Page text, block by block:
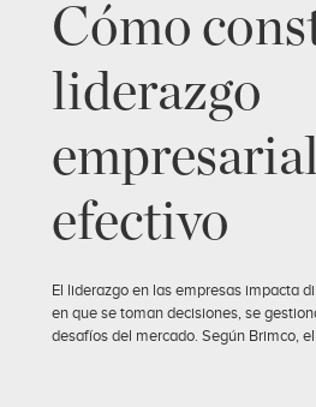
Cómo
liderazgo
efectivo
El liderazgo en las empresas impacta
en que se toman decisiones, se
desafíos del mercado. Según Brimco, el